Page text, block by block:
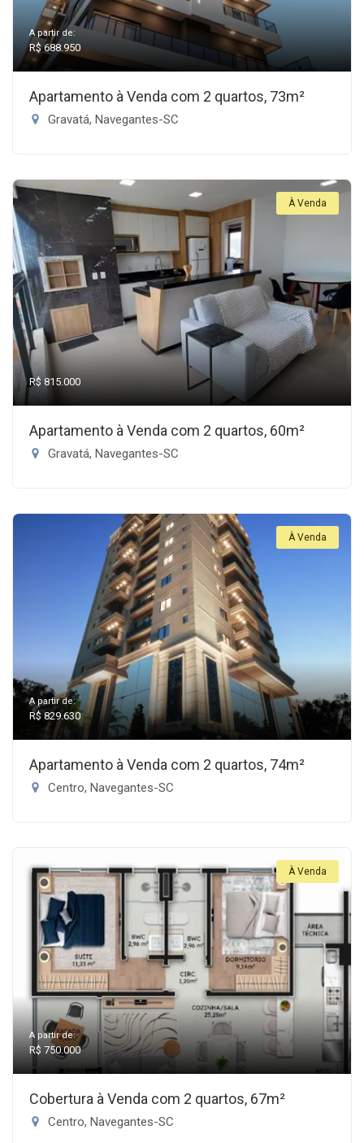
A partir de:
R$ 688.950
Apartamento à Venda com 2 quartos, 73m²
Gravatá, Navegantes-SC
À Venda
R$ 815.000
Apartamento à Venda com 2 quartos, 60m²
Gravatá, Navegantes-SC
À Venda
A partir de:
R$ 829.630
Apartamento à Venda com 2 quartos, 74m²
Centro, Navegantes-SC
À Venda
A partir de:
R$ 750.000
Cobertura à Venda com 2 quartos, 67m²
Centro, Navegantes-SC